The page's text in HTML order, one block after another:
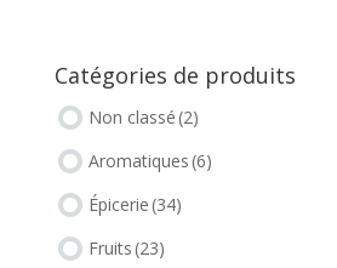
Catégories de produits
Non classé (2)
Aromatiques (6)
Épicerie (34)
Fruits (23)